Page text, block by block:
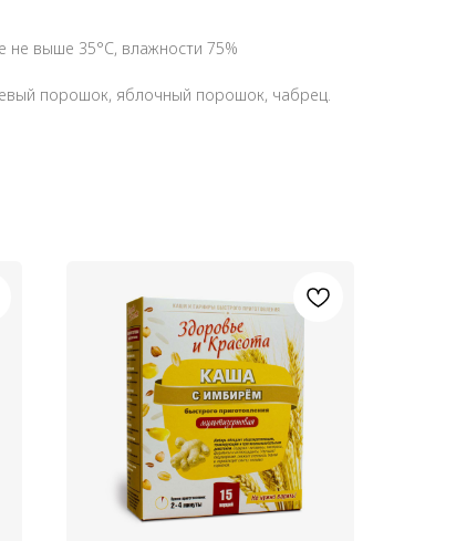
не выше 35°С, влажности 75%
порошок, яблочный порошок, чабрец.